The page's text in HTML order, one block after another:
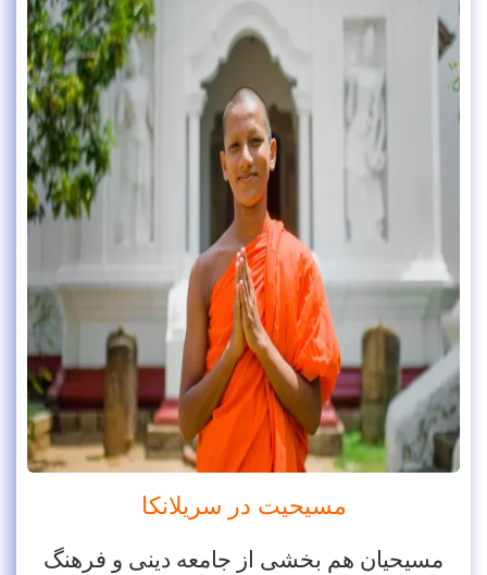
مسیحیت در سریلانکا
مسیحیان هم بخشی از جامعه دینی و فرهنگ